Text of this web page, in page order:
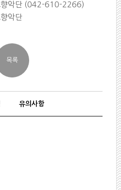
향악단 (042-610-2266)
악단
유의사항